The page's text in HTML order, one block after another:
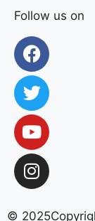
Follow us on
©